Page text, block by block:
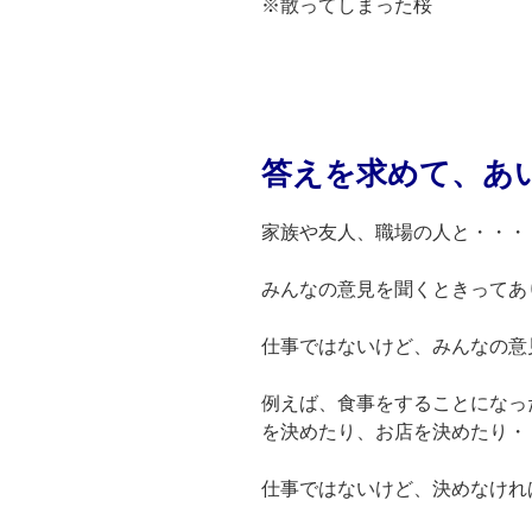
※散ってしまった桜
答えを求めて、あ
家族や友人、職場の人と・・・
みんなの意見を聞くときって
仕事ではないけど、みんなの
例えば、食事をすることにな
を決めたり、お店を決めたり・
仕事ではないけど、決めなけ